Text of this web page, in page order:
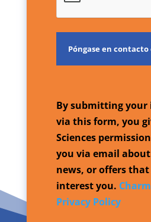
By submitting
via this form, you
Sciences
you via email
news, or offers
interest you. Charm
Privacy Policy